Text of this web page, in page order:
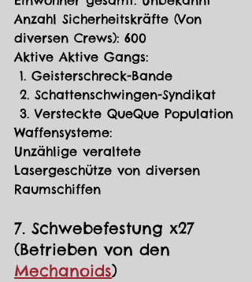
Anzahl Sicherheitskräfte (Von
diversen Crews): 600
Aktive Aktive Gangs:
1. Geisterschreck-Bande
2. Schattenschwingen-Syndikat
3. Versteckte QueQue Population
Waffensysteme:
Unzählige veraltete
Lasergeschütze von diversen
Raumschiffen
7. Schwebefestung x27
(Betrieben von den
Mechanoids)